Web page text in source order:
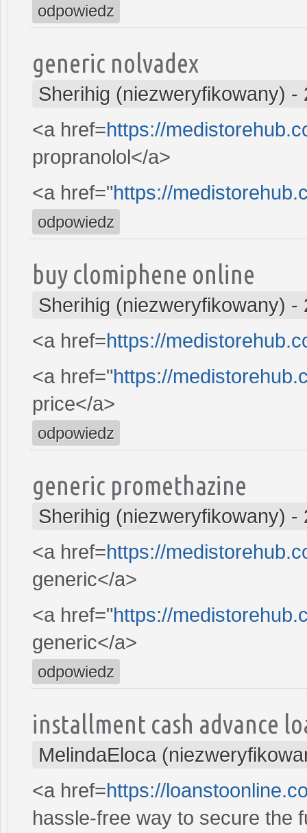
odpowiedz
generic nolvadex
Sherihig (niezweryfikowany) -
<a href=https://
propranolol</a>
<a href="https://
odpowiedz
buy clomiphene online
Sherihig (niezweryfikowany) -
<a href=https://
<a href="https://
price</a>
odpowiedz
generic promethazine
Sherihig (niezweryfikowany) -
<a href=https://
generic</a>
<a href="https://
generic</a>
odpowiedz
installment cash advance
MelindaEloca
<a href=https://
hassle-free way to secure the